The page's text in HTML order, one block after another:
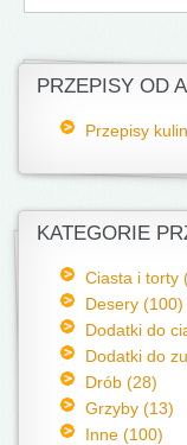
PRZEPISY OD
Przepisy
KATEGORIE
Ciasta i torty
Desery (100)
Dodatki do
Dodatki do
Drób (28)
Grzyby (13)
Inne (100)